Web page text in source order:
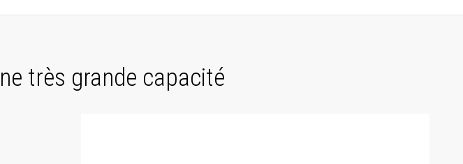
très grande capacité